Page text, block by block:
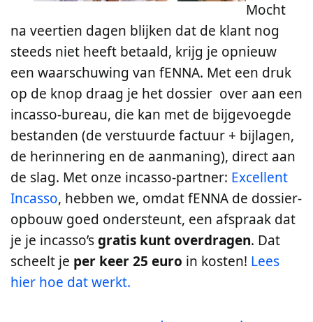
Mocht
na veertien dagen blijken dat de klant nog
steeds niet heeft betaald, krijg je opnieuw
een waarschuwing van fENNA. Met een druk
op de knop draag je het dossier over aan een
incasso-bureau, die kan met de bijgevoegde
bestanden (de verstuurde factuur + bijlagen,
de herinnering en de aanmaning), direct aan
de slag. Met onze incasso-partner: Excellent
Incasso, hebben we, omdat fENNA de dossier-
opbouw goed ondersteunt, een afspraak dat
je je incasso’sgratis kunt overdragen. Dat
scheelt je per keer 25 euro in kosten! Lees
hier hoe dat werkt.